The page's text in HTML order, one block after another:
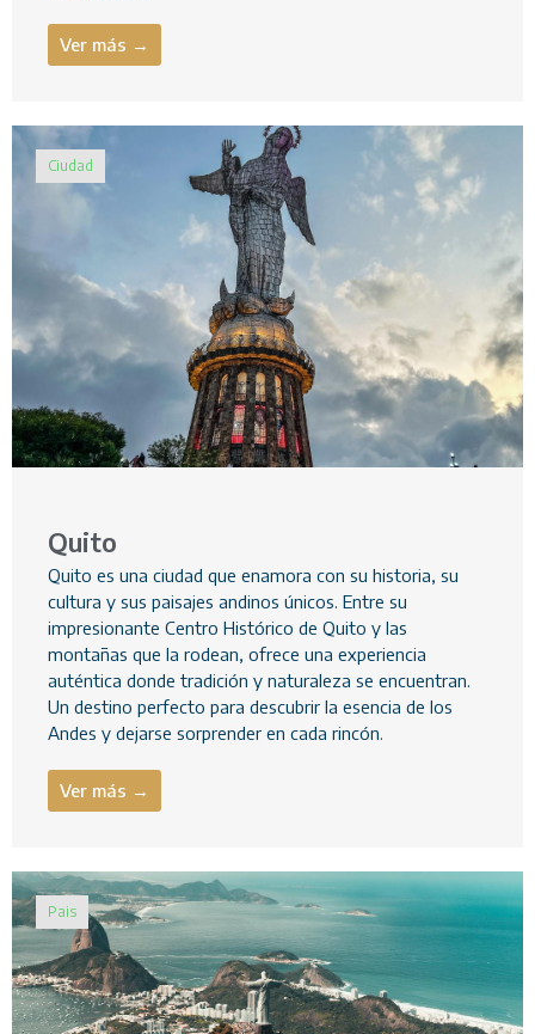
Ver más →
Ciudad
Quito
Quito es una ciudad que enamora con su historia, su
cultura y sus paisajes andinos únicos. Entre su
impresionante Centro Histórico de Quito y las
montañas que la rodean, ofrece una experiencia
auténtica donde tradición y naturaleza se encuentran.
Un destino perfecto para descubrir la esencia de los
Andes y dejarse sorprender en cada rincón.
Ver más →
Pais